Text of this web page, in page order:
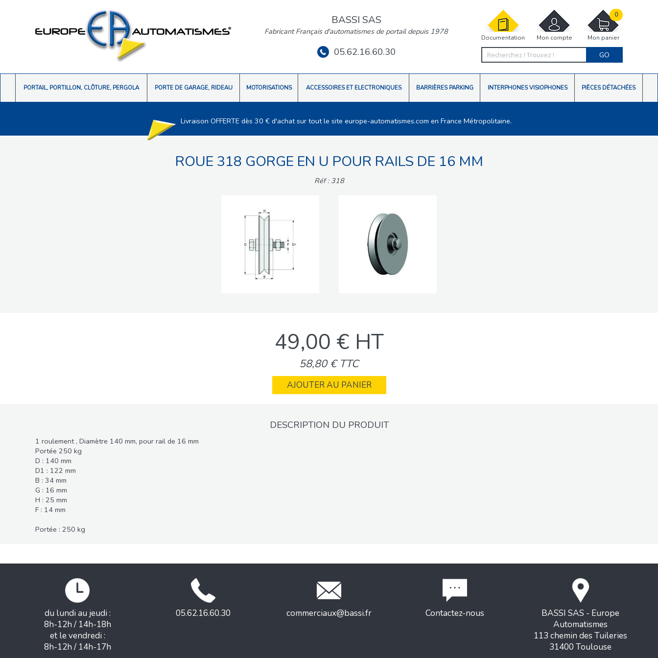
Documentation Mon compte Mon panier
0
GO
BASSI SAS
Fabricant Français d'automatismes de portail depuis 1978
05.62.16.60.30
PORTAIL, PORTILLON, CLÔTURE, PERGOLA PORTE DE GARAGE, RIDEAU MOTORISATIONS ACCESSOIRES ET ELECTRONIQUES BARRIÈRES PARKING INTERPHONES VISIOPHONES PIÈCES DÉTACHÉES
Livraison OFFERTE dès 30 € d'achat sur tout le site europe-automatismes.com en France Métropolitaine.
ROUE 318 GORGE EN U POUR RAILS DE 16 MM
Réf : 318
49,00 € HT
58,80 € TTC
AJOUTER AU PANIER
DESCRIPTION DU PRODUIT
1 roulement , Diamètre 140 mm, pour rail de 16 mm
Portée 250 kg
D : 140 mm
D1 : 122 mm
B : 34 mm
G : 16 mm
H : 25 mm
F : 14 mm
Portée : 250 kg
du lundi au jeudi :
8h-12h / 14h-18h
et le vendredi :
8h-12h / 14h-17h
05.62.16.60.30 commerciaux@bassi.fr Contactez-nous
BASSI SAS - Europe
Automatismes
113 chemin des Tuileries
31400 Toulouse